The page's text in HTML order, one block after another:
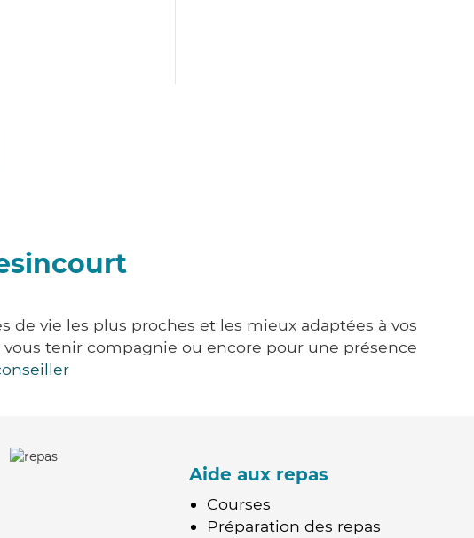
vie les plus proches et les mieux adaptées à vos
tenir compagnie ou encore pour une présence
Aide aux repas
Courses
Préparation des repas